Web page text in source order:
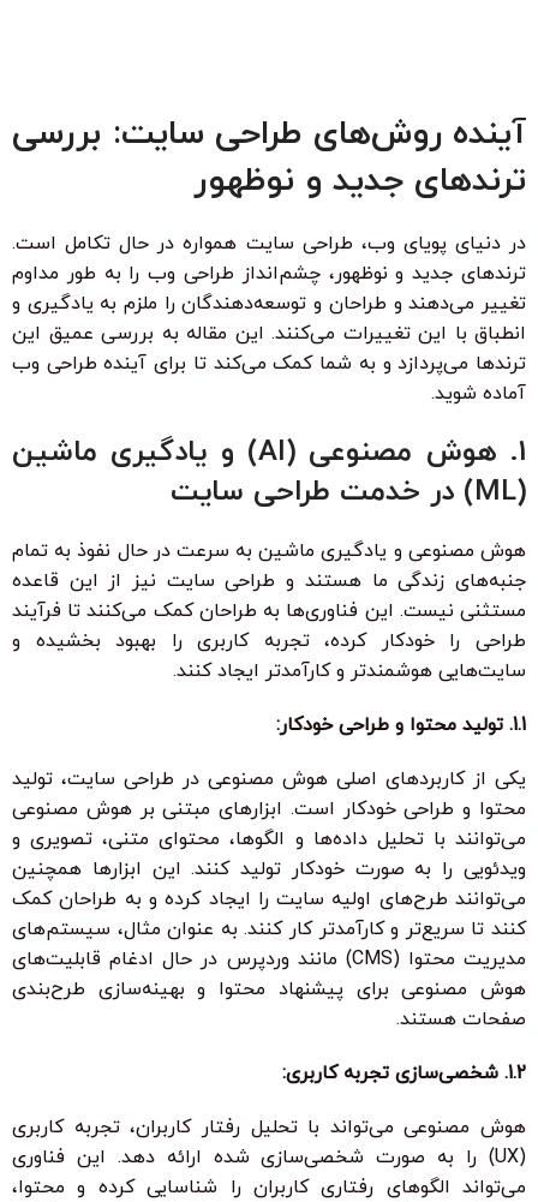
آینده روش‌های طراحی سایت: بررسی
ترندهای جدید و نوظهور
در دنیای پویای وب، طراحی سایت همواره در حال تکامل است.
ترندهای جدید و نوظهور، چشم‌انداز طراحی وب را به طور مداوم
تغییر می‌دهند و طراحان و توسعه‌دهندگان را ملزم به یادگیری و
انطباق با این تغییرات می‌کنند. این مقاله به بررسی عمیق این
ترندها می‌پردازد و به شما کمک می‌کند تا برای آینده طراحی وب
آماده شوید.
1. هوش مصنوعی (AI) و یادگیری ماشین
(ML) در خدمت طراحی سایت
هوش مصنوعی و یادگیری ماشین به سرعت در حال نفوذ به تمام
جنبه‌های زندگی ما هستند و طراحی سایت نیز از این قاعده
مستثنی نیست. این فناوری‌ها به طراحان کمک می‌کنند تا فرآیند
طراحی را خودکار کرده، تجربه کاربری را بهبود بخشیده و
سایت‌هایی هوشمندتر و کارآمدتر ایجاد کنند.
1.1. تولید محتوا و طراحی خودکار:
یکی از کاربردهای اصلی هوش مصنوعی در طراحی سایت، تولید
محتوا و طراحی خودکار است. ابزارهای مبتنی بر هوش مصنوعی
می‌توانند با تحلیل داده‌ها و الگوها، محتوای متنی، تصویری و
ویدئویی را به صورت خودکار تولید کنند. این ابزارها همچنین
می‌توانند طرح‌های اولیه سایت را ایجاد کرده و به طراحان کمک
کنند تا سریع‌تر و کارآمدتر کار کنند. به عنوان مثال، سیستم‌های
مدیریت محتوا (CMS) مانند وردپرس در حال ادغام قابلیت‌های
هوش مصنوعی برای پیشنهاد محتوا و بهینه‌سازی طرح‌بندی
صفحات هستند.
1.2. شخصی‌سازی تجربه کاربری:
هوش مصنوعی می‌تواند با تحلیل رفتار کاربران، تجربه کاربری
(UX) را به صورت شخصی‌سازی شده ارائه دهد. این فناوری
می‌تواند الگوهای رفتاری کاربران را شناسایی کرده و محتوا،